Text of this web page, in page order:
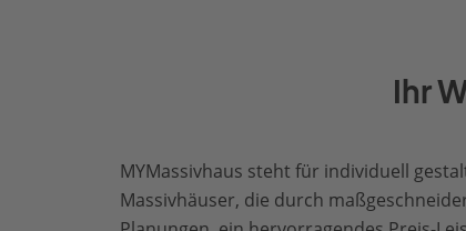
Ihr
MYMassivhaus steht für individuell
Massivhäuser, die durch